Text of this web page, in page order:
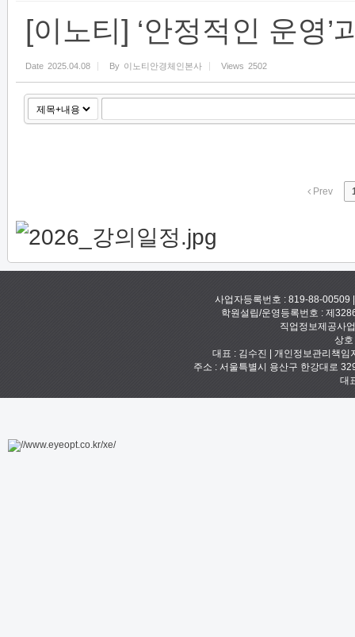
[이노티] ‘안정적인 운영’
Date 2025.04.08 By 이노티안경체인본사 Views 2502
Prev
사업자등록번호 : 819-88-00509
학원설립/운영등록번호 : 제
직업정보제공사
상
대표 : 김수진 | 개인정보관리책
주소 : 서울특별시 용산구 한강대로
대